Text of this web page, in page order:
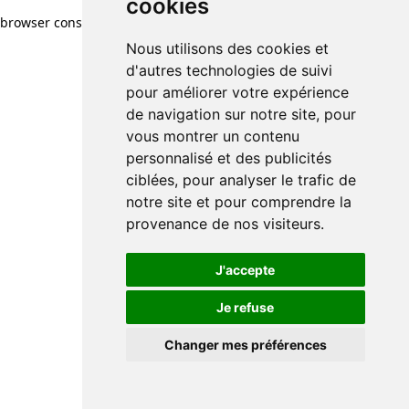
cookies
Nous utilisons des cookies et
d'autres technologies de suivi
pour améliorer votre expérience
de navigation sur notre site, pour
vous montrer un contenu
personnalisé et des publicités
ciblées, pour analyser le trafic de
notre site et pour comprendre la
provenance de nos visiteurs.
J'accepte
Je refuse
Changer mes préférences
browser console for more information)